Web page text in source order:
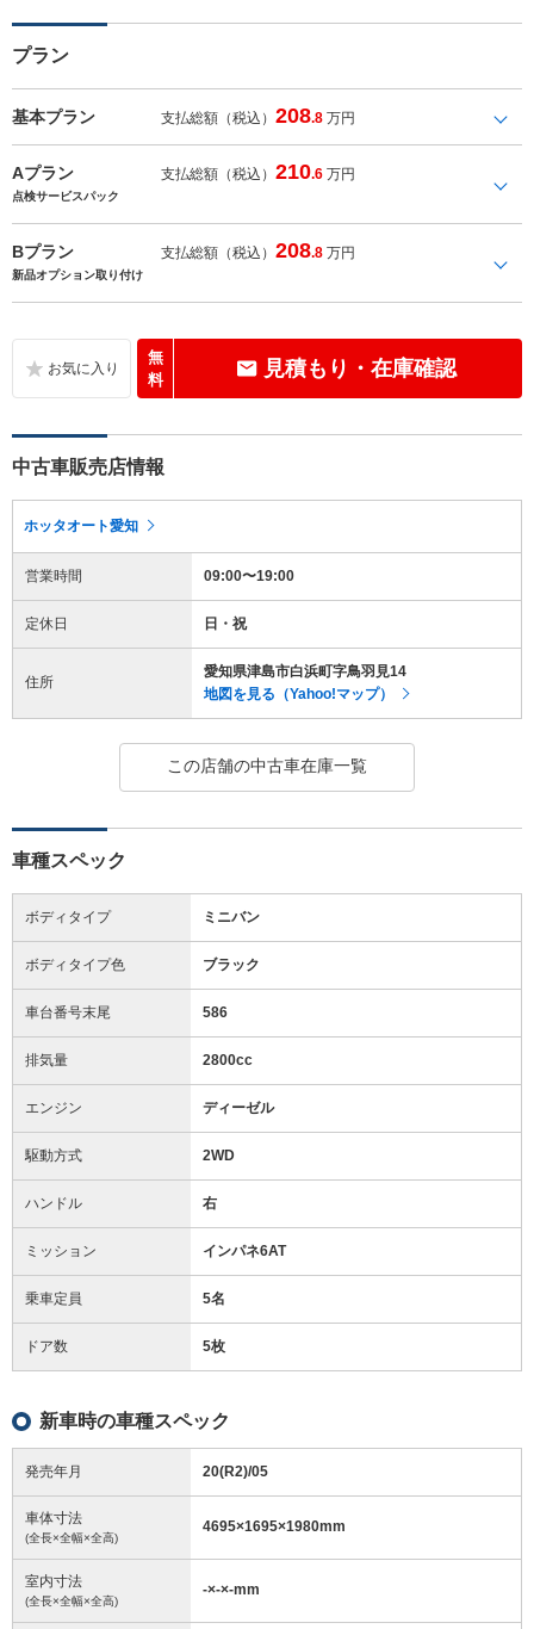
プラン
基本プラン 支払総額（税込）208.8 万円
Aプラン 支払総額（税込）210.6 万円
点検サービスパック
Bプラン 支払総額（税込）208.8 万円
新品オプション取り付け
無
料
見積もり・在庫確認
中古車販売店情報
ホッタオート愛知
営業時間 09:00〜19:00
定休日 日・祝
住所
愛知県津島市白浜町字鳥羽見14
地図を見る（Yahoo!マップ）
この店舗の中古車在庫一覧
車種スペック
ボディタイプ ミニバン
ボディタイプ色 ブラック
車台番号末尾 586
排気量 2800cc
エンジン ディーゼル
駆動方式 2WD
ハンドル 右
ミッション インパネ6AT
乗車定員 5名
ドア数 5枚
新車時の車種スペック
発売年月 20(R2)/05
車体寸法
(全長×全幅×全高)
4695×1695×1980mm
室内寸法
(全長×全幅×全高)
-×-×-mm